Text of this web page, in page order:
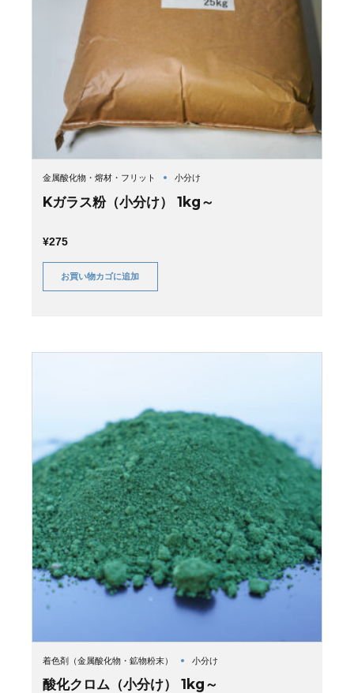
金属酸化物・熔材・フリット 小分け
Kガラス粉（小分け） 1kg～
¥275
お買い物カゴに追加
着色剤（金属酸化物・鉱物粉末） 小分け
酸化クロム（小分け） 1kg～